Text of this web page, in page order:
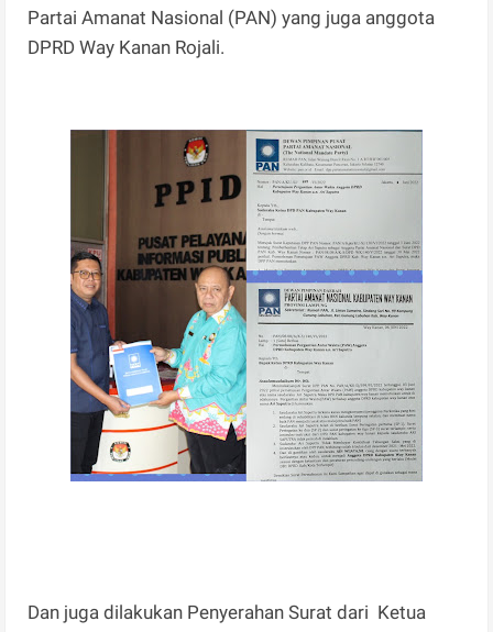
Partai Amanat Nasional (PAN) yang juga anggota
DPRD Way Kanan Rojali.
Dan juga dilakukan Penyerahan Surat dari Ketua